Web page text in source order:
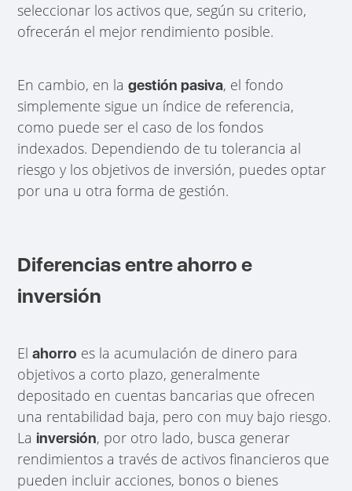
seleccionar los activos que, según su criterio,
ofrecerán el mejor rendimiento posible.
En cambio, en lagestión pasiva, el fondo
simplemente sigue un índice de referencia,
como puede ser el caso de los fondos
indexados. Dependiendo de tu tolerancia al
riesgo y los objetivos de inversión, puedes optar
por una u otra forma de gestión.
Diferencias entre ahorro e
inversión
Elahorro es la acumulación de dinero para
objetivos a corto plazo, generalmente
depositado en cuentas bancarias que ofrecen
una rentabilidad baja, pero con muy bajo riesgo.
La inversión, por otro lado, busca generar
rendimientos a través de activos financieros que
pueden incluir acciones, bonos o bienes